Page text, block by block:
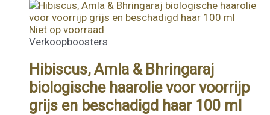
Niet op voorraad
Verkoopboosters
Hibiscus, Amla & Bhringaraj
biologische haarolie voor voorrijp
grijs en beschadigd haar 100 ml